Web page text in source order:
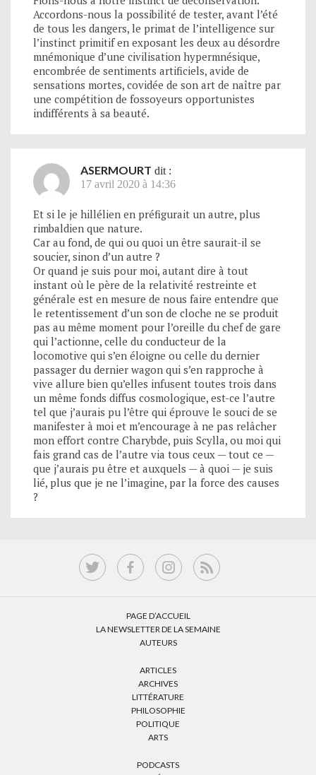
Accordons-nous la possibilité de tester, avant l’été
de tous les dangers, le primat de l’intelligence sur
l’instinct primitif en exposant les deux au désordre
mnémonique d’une civilisation hypermnésique,
encombrée de sentiments artificiels, avide de
sensations mortes, covidée de son art de naître par
une compétition de fossoyeurs opportunistes
indifférents à sa beauté.
ASERMOURT dit :
17 avril 2020 à 14:36
Et si le je hillélien en préfigurait un autre, plus
rimbaldien que nature.
Car au fond, de qui ou quoi un être saurait-il se
soucier, sinon d’un autre ?
Or quand je suis pour moi, autant dire à tout
instant où le père de la relativité restreinte et
générale est en mesure de nous faire entendre que
le retentissement d’un son de cloche ne se produit
pas au même moment pour l’oreille du chef de gare
qui l’actionne, celle du conducteur de la
locomotive qui s’en éloigne ou celle du dernier
passager du dernier wagon qui s’en rapproche à
vive allure bien qu’elles infusent toutes trois dans
un même fonds diffus cosmologique, est-ce l’autre
tel que j’aurais pu l’être qui éprouve le souci de se
manifester à moi et m’encourage à ne pas relâcher
mon effort contre Charybde, puis Scylla, ou moi qui
fais grand cas de l’autre via tous ceux — tout ce —
que j’aurais pu être et auxquels — à quoi — je suis
lié, plus que je ne l’imagine, par la force des causes
?
PAGE D’ACCUEIL
LA NEWSLETTER DE LA SEMAINE
AUTEURS
ARTICLES
ARCHIVES
LITTÉRATURE
PHILOSOPHIE
POLITIQUE
ARTS
PODCASTS